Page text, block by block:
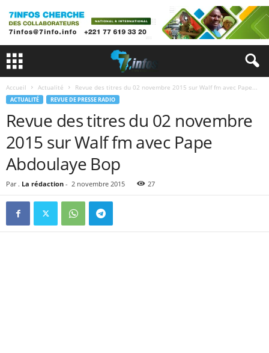
Accueil Actualité Revue des titres du 02 novembre 2015 sur Walf fm avec Pape...
ACTUALITÉ REVUE DE PRESSE RADIO
Revue des titres du 02 novembre
2015 sur Walf fm avec Pape
Abdoulaye Bop
Par . La rédaction - 2 novembre 2015 27